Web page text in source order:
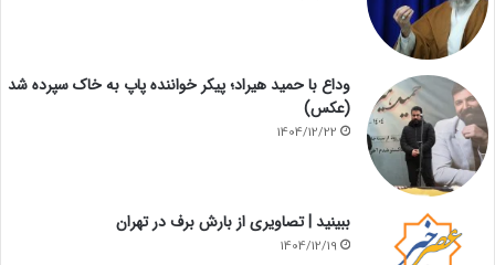
وداع با حمید هیراد؛ پیکر خواننده پاپ به خاک سپرده شد
(عکس)
1404/12/22
ببینید | تصاویری از بارش برف در تهران
1404/12/19